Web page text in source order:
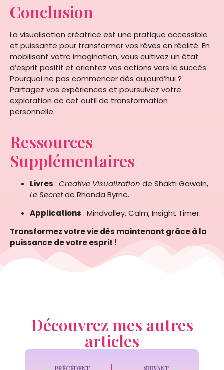
Conclusion
La visualisation créatrice est une pratique accessible
et puissante pour transformer vos rêves en réalité. En
mobilisant votre imagination, vous cultivez un état
d’esprit positif et orientez vos actions vers le succès.
Pourquoi ne pas commencer dès aujourd’hui ?
Partagez vos expériences et poursuivez votre
exploration de cet outil de transformation
personnelle.
Ressources
Supplémentaires
Livres : Creative Visualization de Shakti Gawain,
Le Secretde Rhonda Byrne.
Applications : Mindvalley, Calm, Insight Timer.
Transformez votre vie dès maintenant grâce à la
puissance de votre esprit !
Découvrez mes autres
articles
PRÉCÉDENT SUIVANT